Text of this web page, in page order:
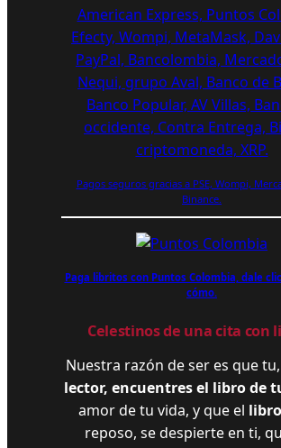
Pagos seguros gracias a PSE, Wompi,
Binance.
Paga libritos con Puntos Colombia, dale
cómo.
Celestinos de una cita con
Nuestra razón de ser es que
lector, encuentres el libro de
amor de tu vida, y que el libro
reposo, se despierte en ti,